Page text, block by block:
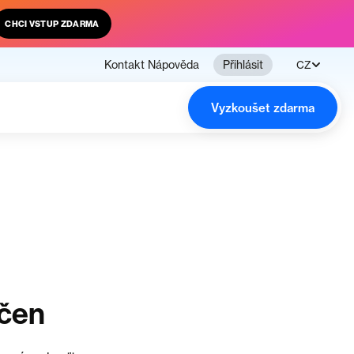
CHCI VSTUP ZDARMA
Kontakt Nápověda Přihlásit CZ
Vyzkoušet zdarma